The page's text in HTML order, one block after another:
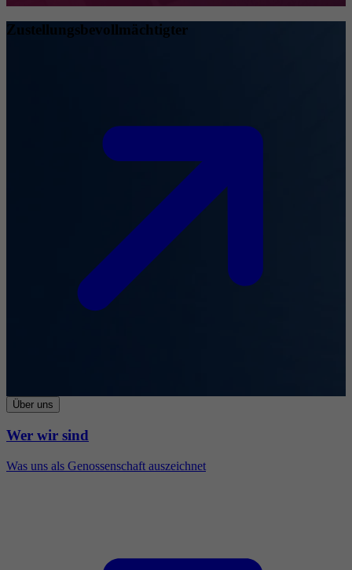
Zustellungsbevollmächtigter
Über uns
Wer wir sind
Was uns als Genossenschaft auszeichnet